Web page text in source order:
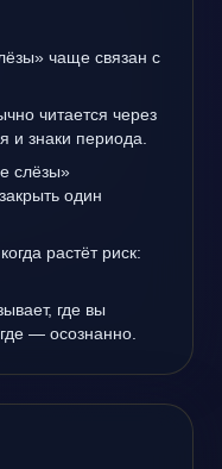
чаще связан с
читается через
и знаки периода.
слёзы»
один
растёт риск:
где вы
— осознанно.